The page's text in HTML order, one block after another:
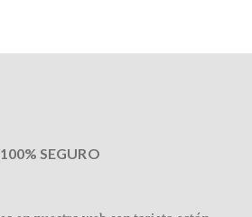
SEGURO